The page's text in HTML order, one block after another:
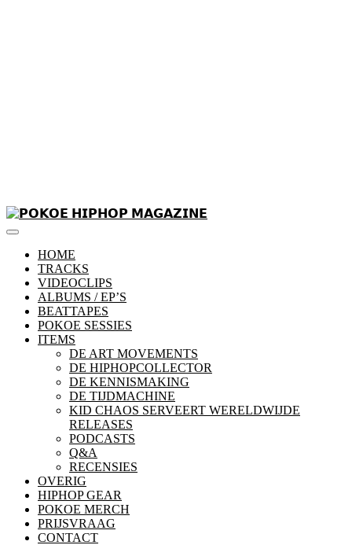
Skip
Primary
HOME
TRACKS
VIDEOCLIPS
ALBUMS / EP’S
BEATTAPES
POKOE SESSIES
ITEMS
DE ART MOVEMENTS
DE HIPHOPCOLLECTOR
DE KENNISMAKING
DE TIJDMACHINE
KID CHAOS SERVEERT WERELDWIJDE
RELEASES
PODCASTS
Q&A
RECENSIES
OVERIG
HIPHOP GEAR
POKOE MERCH
PRIJSVRAAG
CONTACT